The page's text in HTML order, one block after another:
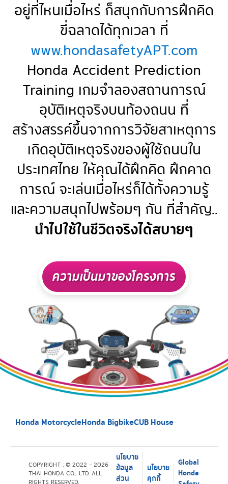
อยู่ที่ไหนเมื่อไหร่ ก็สนุกกับการฝึกคิด
ขี่ฉลาดได้ทุกเวลา ที่
www.hondasafetyAPT.com
Honda Accident Prediction
Training เกมจำลองสถานการณ์
อุบัติเหตุจริงบนท้องถนน ที่
สร้างสรรค์ขึ้นจากการวิจัยสาเหตุการ
เกิดอุบัติเหตุจริงของผู้ใช้ถนนใน
ประเทศไทย ให้คุณได้ฝึกคิด ฝึกคาด
การณ์ จะเล่นเมื่อไหร่ก็ได้ทั้งความรู้
และความสนุกไปพร้อมๆ กัน ที่สำคัญ..
นำไปใช้ในชีวิตจริงได้สบายๆ
ความเป็นมาของโครงการ
Honda MotorcycleHonda BigbikeCUB House
COPYRIGHT : © 2022 - 2026
THAI HONDA CO., LTD. ALL
RIGHTS RESERVED.
นโยบาย
ข้อมูล
ส่วน
นโยบาย
คุกกี้
Global
Honda